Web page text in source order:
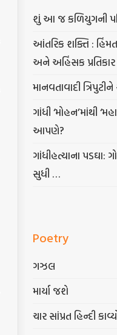
શું આ જ કળિયુગની
આંતરિક શક્તિ :
અને અહિંસક પ્રતિકાર
માનવતાવાદી
ગાંધી ‘મોહન’માંથી
આપણે?
ગાંધીહત્યાના પડઘા:
સુધી …
Poetry
ગઝલ
માર્યા જશે
ચાર સાંપ્રત હિન્દી